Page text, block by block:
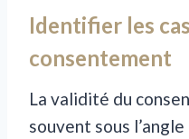
Identifier les
consentement
La validité du
souvent sous